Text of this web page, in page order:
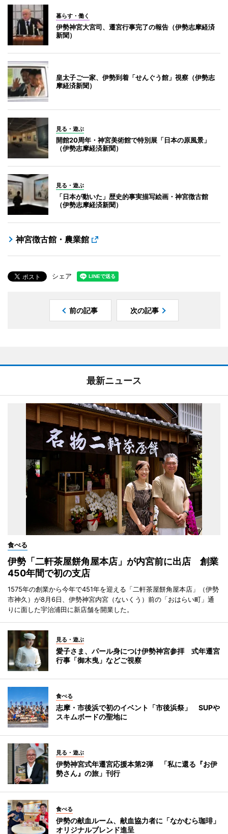
暮らす・働く
伊勢神宮大宮司、遷宮行事完了の報告（伊勢志摩経済
新聞）
皇太子ご一家、伊勢到着「せんぐう館」視察（伊勢志
摩経済新聞）
見る・遊ぶ
開館20周年・神宮美術館で特別展「日本の原風景」
（伊勢志摩経済新聞）
見る・遊ぶ
「日本が動いた」歴史的事実描写絵画・神宮徴古館
（伊勢志摩経済新聞）
神宮徴古館・農業館
シェア
前の記事 次の記事
最新ニュース
食べる
伊勢「二軒茶屋餅角屋本店」が内宮前に出店 創業
450年間で初の支店
1575年の創業から今年で451年を迎える「二軒茶屋餅角屋本店」（伊勢
市神久）が8月6日、伊勢神宮内宮（ないくう）前の「おはらい町」通
りに面した宇治浦田に新店舗を開業した。
見る・遊ぶ
愛子さま、パール身につけ伊勢神宮参拝 式年遷宮
行事「御木曳」などご視察
食べる
志摩・市後浜で初のイベント「市後浜祭」 SUPや
スキムボードの聖地に
見る・遊ぶ
伊勢神宮式年遷宮応援本第2弾 「私に還る『お伊
勢さん』の旅」刊行
食べる
伊勢の献血ルーム、献血協力者に「なかむら珈琲」
オリジナルブレンド進呈